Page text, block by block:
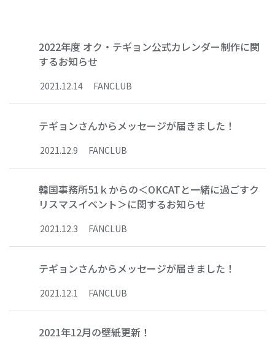
2022年度 オク・テギョン公式カレンダー制作に関
するお知らせ
2021.12.14 FANCLUB
テギョンさんからメッセージが届きました！
2021 .12.9 FANCLUB
韓国事務所51ｋからの＜OKCATと一緒に過ごすク
リスマスイベント＞に関するお知らせ
2021.12.3 FANCLUB
テギョンさんからメッセージが届きました！
2021 .12.1 FANCLUB
2021年12月の壁紙更新！